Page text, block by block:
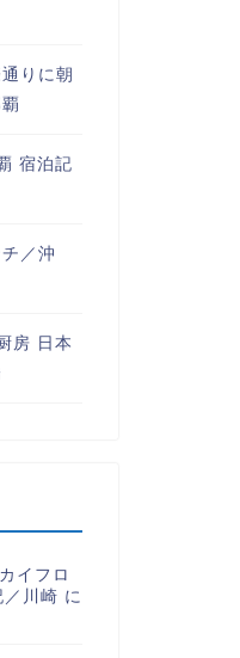
りに朝
宿泊記
／沖
房 日本
イフロ
／川崎 に